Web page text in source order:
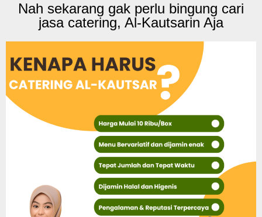
Nah sekarang gak perlu bingung cari
jasa catering, Al-Kautsarin Aja